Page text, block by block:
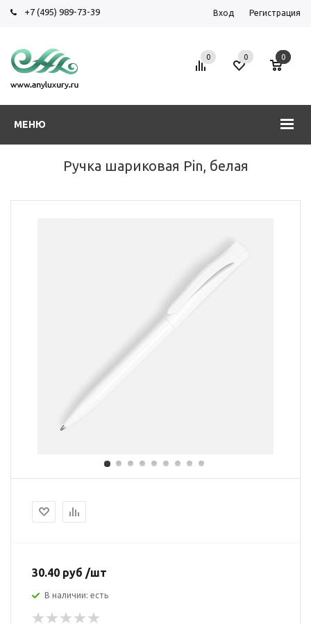
+7 (495) 989-73-39 Вход Регистрация
МЕНЮ
0 0 0
Ручка шариковая Pin, белая
30.40 руб /шт
В наличии: есть